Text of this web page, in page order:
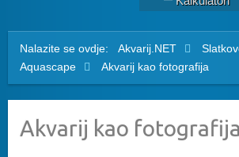
Nalazite se ovdje: Akvarij.NET
Aquascape
Akvarij kao fotografija
Akvarij kao fotografija